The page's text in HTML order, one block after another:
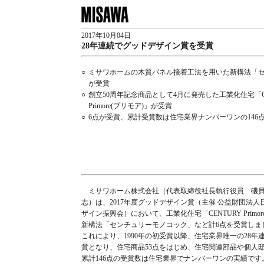
2017年10月04日
28年連続でグッドデザイン賞を受賞
○
ミサワホームの木質パネル接着工法を用いた新構法「
が受賞
○ 創立50周年記念商品として4月に発売した工業化住宅
Primore(プリモア)」が受賞
○ 6点が受賞、累計受賞数は住宅業界ナンバーワンの146
ミサワホーム株式会社（代表取締役社長執行役員 磯
志）は、2017年度グッドデザイン賞（主催 公益財団法人
ザイン振興会）において、工業化住宅「CENTURY
新構法「センチュリーモノコック」など計6点を受賞しま
これにより、1990年の初受賞以降、住宅業界唯一の28年
賞となり、住宅商品53点をはじめ、住宅関連部品や個人
累計146点の受賞数は住宅業界でナンバーワンの実績です